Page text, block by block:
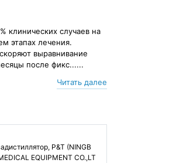
клинических случаев на
этапах лечения.
выравнивание
после фикс......
Читать далее
P&T (NINGB
EQUIPMENT CO.,LT